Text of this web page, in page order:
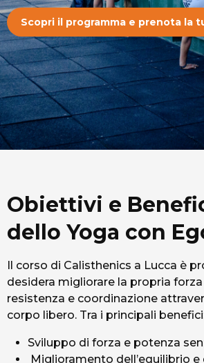
Scopri il programma e prenota la
Obiettivi e
dello Yoga con
Il corso di Calisthenics a Lucca è
desidera migliorare la propria
resistenza e coordinazione
corpo libero. Tra i principali
Sviluppo di forza e potenza
Miglioramento dell’equilibrio